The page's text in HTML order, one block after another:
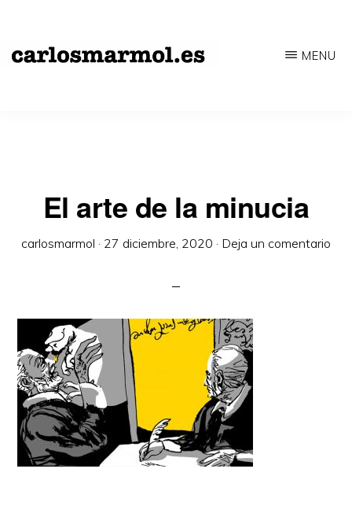
contenido
'underground'
Edición
MENU
El arte de la minucia
carlosmarmol · 27 diciembre, 2020 · Deja un comentario